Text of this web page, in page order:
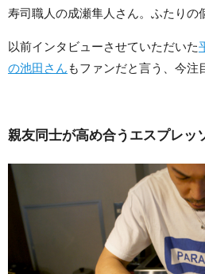
寿司職人の成瀬隼人さん。ふたりの
以前インタビューさせていただいた
の池田さん もファンだと言う、今注
親友同士が高め合うエスプレッ